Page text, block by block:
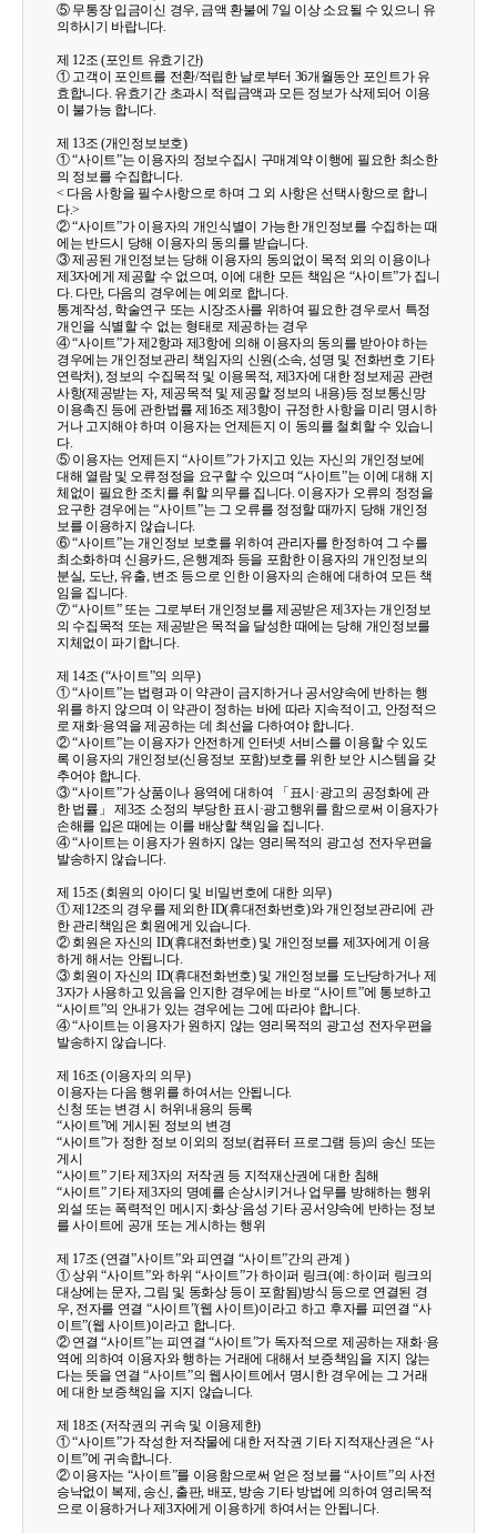
⑤ 무통장 입금이신 경우, 금액 환불에 7일 이상 소요될 수 있으니 유
의하시기 바랍니다.
제 12조 (포인트 유효기간)
① 고객이 포인트를 전환/적립한 날로부터 36개월동안 포인트가 유
효합니다. 유효기간 초과시 적립금액과 모든 정보가 삭제되어 이용
이 불가능 합니다.
제 13조 (개인정보보호)
① “사이트”는 이용자의 정보수집시 구매계약 이행에 필요한 최소한
의 정보를 수집합니다.
< 다음 사항을 필수사항으로 하며 그 외 사항은 선택사항으로 합니
다.>
② “사이트”가 이용자의 개인식별이 가능한 개인정보를 수집하는 때
에는 반드시 당해 이용자의 동의를 받습니다.
③ 제공된 개인정보는 당해 이용자의 동의없이 목적 외의 이용이나
제3자에게 제공할 수 없으며, 이에 대한 모든 책임은 “사이트”가 집니
다. 다만, 다음의 경우에는 예외로 합니다.
통계작성, 학술연구 또는 시장조사를 위하여 필요한 경우로서 특정
개인을 식별할 수 없는 형태로 제공하는 경우
④ “사이트”가 제2항과 제3항에 의해 이용자의 동의를 받아야 하는
경우에는 개인정보관리 책임자의 신원(소속, 성명 및 전화번호 기타
연락처), 정보의 수집목적 및 이용목적, 제3자에 대한 정보제공 관련
사항(제공받는 자, 제공목적 및 제공할 정보의 내용)등 정보통신망
이용촉진 등에 관한법률 제16조 제3항이 규정한 사항을 미리 명시하
거나 고지해야 하며 이용자는 언제든지 이 동의를 철회할 수 있습니
다.
⑤ 이용자는 언제든지 “사이트”가 가지고 있는 자신의 개인정보에
대해 열람 및 오류정정을 요구할 수 있으며 “사이트”는 이에 대해 지
체없이 필요한 조치를 취할 의무를 집니다. 이용자가 오류의 정정을
요구한 경우에는 “사이트”는 그 오류를 정정할 때까지 당해 개인정
보를 이용하지 않습니다.
⑥ “사이트”는 개인정보 보호를 위하여 관리자를 한정하여 그 수를
최소화하며 신용카드, 은행계좌 등을 포함한 이용자의 개인정보의
분실, 도난, 유출, 변조 등으로 인한 이용자의 손해에 대하여 모든 책
임을 집니다.
⑦ “사이트” 또는 그로부터 개인정보를 제공받은 제3자는 개인정보
의 수집목적 또는 제공받은 목적을 달성한 때에는 당해 개인정보를
지체없이 파기합니다.
제 14조 (“사이트”의 의무)
① “사이트”는 법령과 이 약관이 금지하거나 공서양속에 반하는 행
위를 하지 않으며 이 약관이 정하는 바에 따라 지속적이고, 안정적으
로 재화·용역을 제공하는 데 최선을 다하여야 합니다.
② “사이트”는 이용자가 안전하게 인터넷 서비스를 이용할 수 있도
록 이용자의 개인정보(신용정보 포함)보호를 위한 보안 시스템을 갖
추어야 합니다.
③ “사이트”가 상품이나 용역에 대하여 「표시·광고의 공정화에 관
한 법률」 제3조 소정의 부당한 표시·광고행위를 함으로써 이용자가
손해를 입은 때에는 이를 배상할 책임을 집니다.
④ “사이트는 이용자가 원하지 않는 영리목적의 광고성 전자우편을
발송하지 않습니다.
제 15조 (회원의 아이디 및 비밀번호에 대한 의무)
① 제12조의 경우를 제외한 ID(휴대전화번호)와 개인정보관리에 관
한 관리책임은 회원에게 있습니다.
② 회원은 자신의 ID(휴대전화번호) 및 개인정보를 제3자에게 이용
하게 해서는 안됩니다.
③ 회원이 자신의 ID(휴대전화번호) 및 개인정보를 도난당하거나 제
3자가 사용하고 있음을 인지한 경우에는 바로 “사이트”에 통보하고
“사이트”의 안내가 있는 경우에는 그에 따라야 합니다.
④ “사이트는 이용자가 원하지 않는 영리목적의 광고성 전자우편을
발송하지 않습니다.
제 16조 (이용자의 의무)
이용자는 다음 행위를 하여서는 안됩니다.
신청 또는 변경 시 허위내용의 등록
“사이트”에 게시된 정보의 변경
“사이트”가 정한 정보 이외의 정보(컴퓨터 프로그램 등)의 송신 또는
게시
“사이트” 기타 제3자의 저작권 등 지적재산권에 대한 침해
“사이트” 기타 제3자의 명예를 손상시키거나 업무를 방해하는 행위
외설 또는 폭력적인 메시지·화상·음성 기타 공서양속에 반하는 정보
를 사이트에 공개 또는 게시하는 행위
제 17조 (연결”사이트”와 피연결 “사이트”간의 관계 )
① 상위 “사이트”와 하위 “사이트”가 하이퍼 링크(예: 하이퍼 링크의
대상에는 문자, 그림 및 동화상 등이 포함됨)방식 등으로 연결된 경
우, 전자를 연결 “사이트”(웹 사이트)이라고 하고 후자를 피연결 “사
이트”(웹 사이트)이라고 합니다.
② 연결 “사이트”는 피연결 “사이트”가 독자적으로 제공하는 재화·용
역에 의하여 이용자와 행하는 거래에 대해서 보증책임을 지지 않는
다는 뜻을 연결 “사이트”의 웹사이트에서 명시한 경우에는 그 거래
에 대한 보증책임을 지지 않습니다.
제 18조 (저작권의 귀속 및 이용제한)
① “사이트”가 작성한 저작물에 대한 저작권 기타 지적재산권은 “사
이트”에 귀속합니다.
② 이용자는 “사이트”를 이용함으로써 얻은 정보를 “사이트”의 사전
승낙없이 복제, 송신, 출판, 배포, 방송 기타 방법에 의하여 영리목적
으로 이용하거나 제3자에게 이용하게 하여서는 안됩니다.